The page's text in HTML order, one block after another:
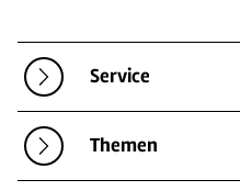
Service
Themen